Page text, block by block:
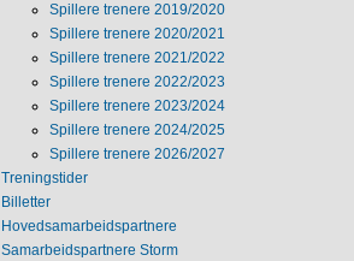
Spillere trenere 2019/2020
Spillere trenere 2020/2021
Spillere trenere 2021/2022
Spillere trenere 2022/2023
Spillere trenere 2023/2024
Spillere trenere 2024/2025
Spillere trenere 2026/2027
Treningstider
Billetter
Hovedsamarbeidspartnere
Samarbeidspartnere Storm